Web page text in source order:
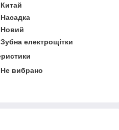
Китай
Насадка
Новий
Зубна електрощітки
Не вибрано